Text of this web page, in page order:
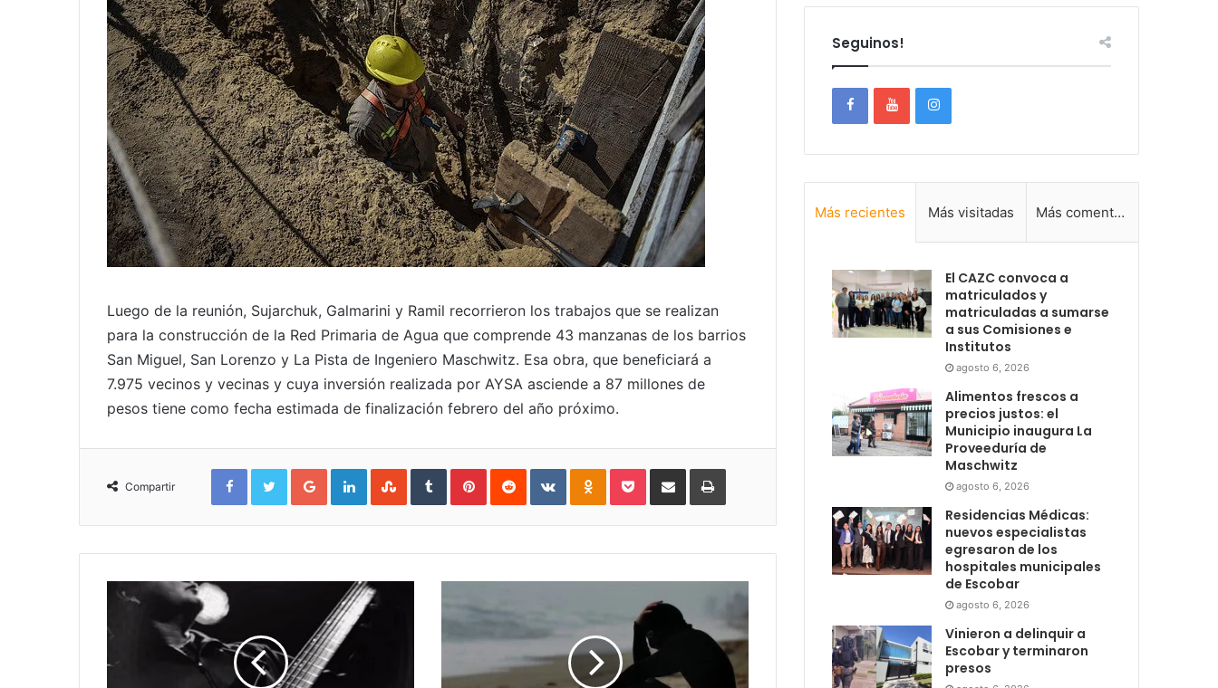
Luego de la reunión, Sujarchuk, Galmarini y Ramil recorrieron los trabajos que se realizan
para la construcción de la Red Primaria de Agua que comprende 43 manzanas de los barrios
San Miguel, San Lorenzo y La Pista de Ingeniero Maschwitz. Esa obra, que beneficiará a
7.975 vecinos y vecinas y cuya inversión realizada por AYSA asciende a 87 millones de
pesos tiene como fecha estimada de finalización febrero del año próximo.
Compartir
FacebookTwitterGoogle+LinkedInStumbleUpon
TumblrPinterestReddit VKontakteOdnoklassniki
PocketCompartir
mail
Imprimir
Seguinos!
Más recientes Más visitadas Más comentadas
El CAZC convoca a
matriculados y
matriculadas a sumarse
a sus Comisiones e
Institutos
agosto 6, 2026
Alimentos frescos a
precios justos: el
Municipio inaugura La
Proveeduría de
Maschwitz
agosto 6, 2026
Residencias Médicas:
nuevos especialistas
egresaron de los
hospitales municipales
de Escobar
agosto 6, 2026
Vinieron a delinquir a
Escobar y terminaron
presos